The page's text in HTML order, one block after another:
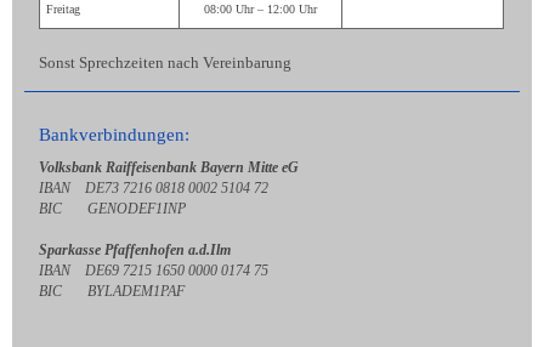
Freitag 08:00 Uhr – 12:00 Uhr
Sonst Sprechzeiten nach Vereinbarung
Bankverbindungen:
Volksbank Raiffeisenbank Bayern Mitte eG
IBAN DE73 7216 0818 0002 5104 72
BIC GENODEF1INP
Sparkasse Pfaffenhofen a.d.Ilm
IBAN DE69 7215 1650 0000 0174 75
BIC BYLADEM1PAF